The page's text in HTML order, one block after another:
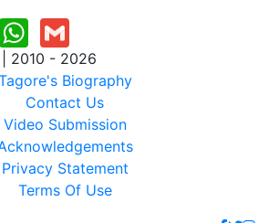
2010 - 2026
Biography
Contact Us
Video Submission
Privacy Statement
Terms Of Use